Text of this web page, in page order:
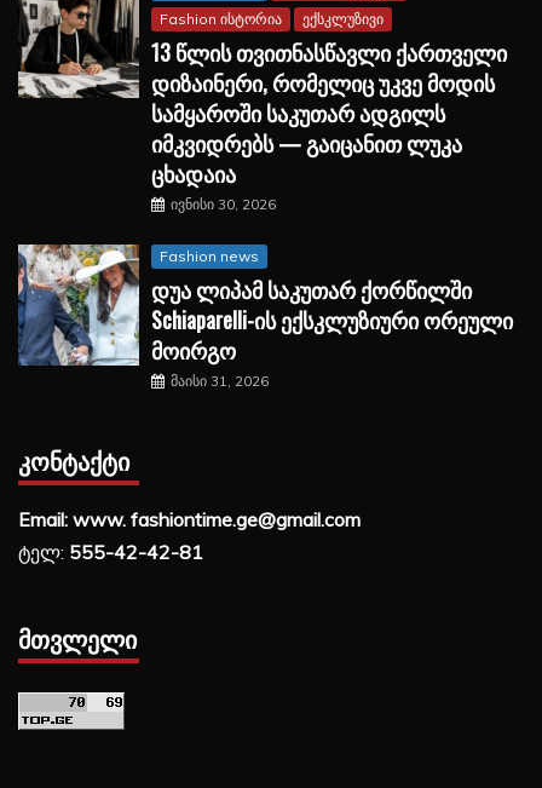
Fashion ისტორია
ექსკლუზივი
13 წლის თვითნასწავლი ქართველი
დიზაინერი, რომელიც უკვე მოდის
სამყაროში საკუთარ ადგილს
იმკვიდრებს — გაიცანით ლუკა
ცხადაია
ივნისი 30, 2026
Fashion news
დუა ლიპამ საკუთარ ქორწილში
Schiaparelli-ის ექსკლუზიური ორეული
მოირგო
მაისი 31, 2026
ᲙᲝᲜᲢᲐᲥᲢᲘ
Email: www. fashiontime.ge@gmail.com
ტელ: 555-42-42-81
ᲛᲗᲕᲚᲔᲚᲘ